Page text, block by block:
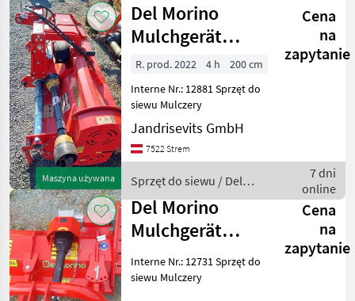
Kategoria 1 Kraj Filtry
AKTUALNA
ŚCIEŻKA
Del
Morino
WYBIERZ
KATEGORIĘ
technika rolnicza
4
sprzęt komunalny
1
MARKETPLACE
Oferty
Zresetuj
Pokaż 5
wyników
Maszyna używana
Del Morino
Mulchgerät
Flipper 214
Cena
na
zapytanie
R. prod. 2022 4 h
200 cm
Interne Nr.: 12881 Sprzęt do
siewu Mulczery
Jandrisevits GmbH
7522 Strem
Sprzęt do siewu / Del
Morino
7 dni
online
Del Morino
Mulchgerät
Funny Top 106
mit Gelenkwelle
Cena
na
zapytanie
Interne Nr.: 12731 Sprzęt do
siewu Mulczery